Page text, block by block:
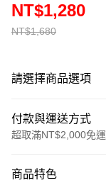
NT$1,680
NT$1,280
請選擇商品選項
付款與運送方式
超取滿NT$2,000免運
信用卡一次付款
商品特色